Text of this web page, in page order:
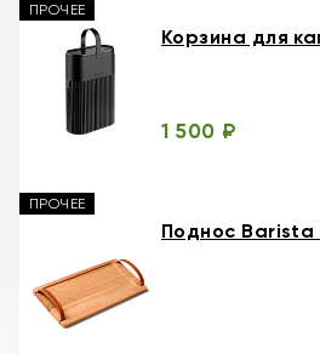
ПРОЧЕЕ
Корзина для
1 500 ₽
ПРОЧЕЕ